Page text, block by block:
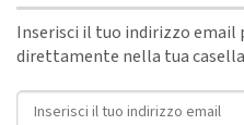
Inserisci il tuo indirizzo email
direttamente nella tua
Indirizzo email